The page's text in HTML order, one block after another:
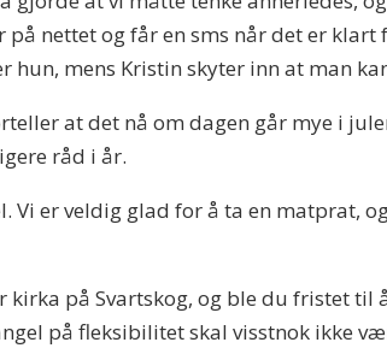
på nettet og får en sms når det er klart
hun, mens Kristin skyter inn at man
at det nå om dagen går mye i
råd i år.
er veldig glad for å ta en matprat,
på Svartskog, og ble du fristet
på fleksibilitet skal visstnok ikke